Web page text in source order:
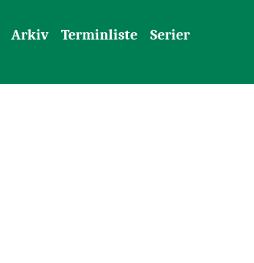
Arkiv Terminliste Serier